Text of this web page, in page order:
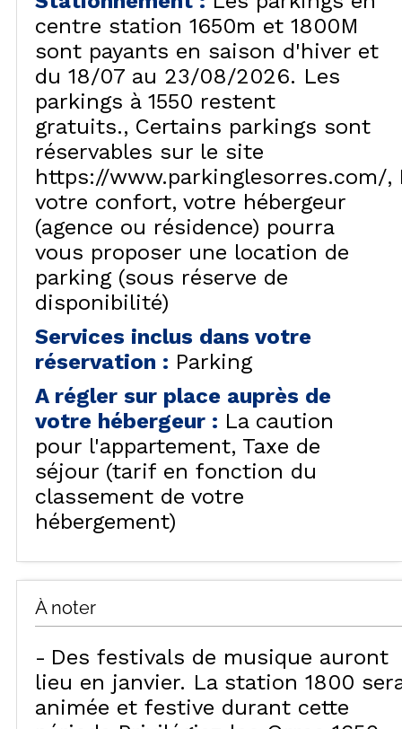
centre station 1650m et 1800M
sont payants en saison d'hiver et
du 18/07 au 23/08/2026. Les
parkings à 1550 restent
gratuits.
Certains parkings sont
réservables sur le site
https://www.parkinglesorres.com/
votre confort, votre hébergeur
(agence ou résidence) pourra
vous proposer une location de
parking (sous réserve de
disponibilité)
Services inclus dans votre
réservation : Parking
A régler sur place auprès de
votre hébergeur : La caution
pour l'appartement Taxe de
séjour (tarif en fonction du
classement de votre
hébergement)
À noter
Des festivals de musique auront
lieu en janvier. La station 1800
animée et festive durant cette